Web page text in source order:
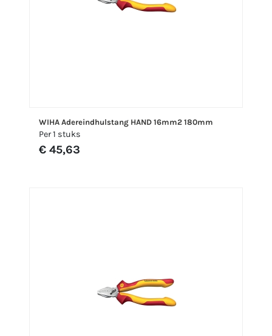
WIHA Adereindhulstang HAND 16mm2 180mm
Per 1 stuks
€ 45,63